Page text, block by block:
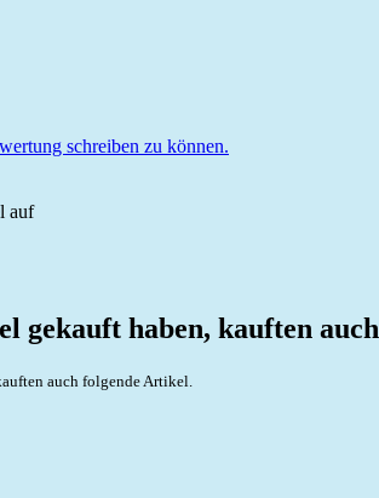
schreiben zu können.
auf
gekauft haben, kauften auch
auch folgende Artikel.